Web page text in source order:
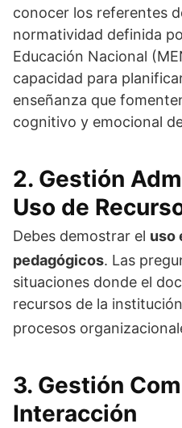
conocer los referentes
normatividad definida
Educación Nacional
capacidad para
enseñanza que
cognitivo y emocional
2. Gestión
Uso de
Debes demostrar el uso
pedagógicos. Las
situaciones donde el
recursos de la
procesos
3. Gestión
Interacción